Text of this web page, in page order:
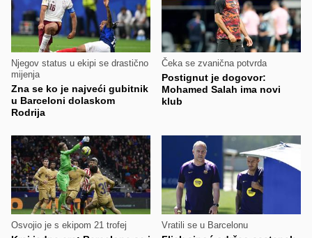
Njegov status u ekipi se drastično
mijenja
Zna se ko je najveći gubitnik
u Barceloni dolaskom
Rodrija
Čeka se zvanična potvrda
Postignut je dogovor:
Mohamed Salah ima novi
klub
Osvojio je s ekipom 21 trofej Vratili se u Barcelonu